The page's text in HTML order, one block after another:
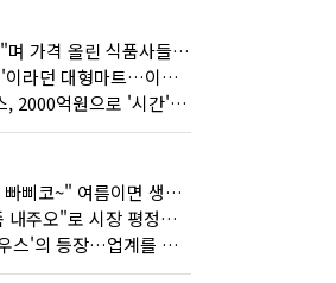
"어렵다"며 가격 올린 식품사들…진짜 어려운 거 맞아?
'나쁜 놈'이라던 대형마트…이젠 '불쌍한 놈' 됐다
홈플러스, 2000억원으로 '시간'을 샀다
"삐삐리 빠삐코~" 여름이면 생각나는 그 노래
"시간 좀 내주오"로 시장 평정한 하이마트
'빙그레우스'의 등장…업계를 흔든 '세계관' 마케팅